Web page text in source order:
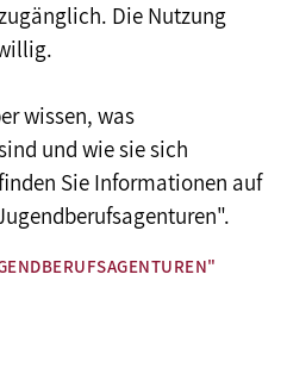
Die Nutzung
wissen, was
und wie sie sich
Sie Informationen auf